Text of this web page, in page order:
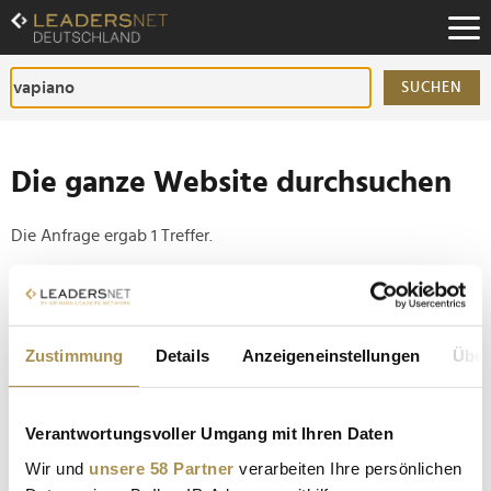
Zustimmung Details Anzeigeneinstellungen
Verantwortungsvoller Umgang mit Ihren Daten
Wir und unsere 58 Partner verarbeiten Ihre persönlichen
Zum
Inhalt
Zur
Fußzeilen-
Navigation
SUCHEN
Die ganze Website durchsuchen
Die Anfrage ergab 1 Treffer.
Tipp
Setzen Sie die gesuchten Wörter zwischen
Anführungszeichen: zb "Vorname Nachname".
Mario C. Bauer: "Die größte Herausforderung
unserer Industrie ist das Thema Mitarbeiter"